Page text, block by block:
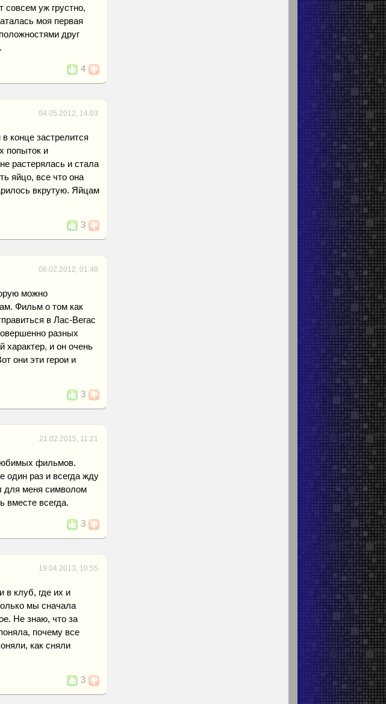
совсем уж грустно,
моя первая
друг
4
04.05.2012, 14:03
конце застрелится
попыток и
растерялась и стала
яйцо, все что она
вкрутую. Яйцам
3
06.02.2012, 01:48
можно
Фильм о том как
в Лас-Вегас
разных
характер, и он очень
они эти герои и
3
21.02.2015, 11:21
фильмов.
один раз и всегда жду
для меня символом
вместе всегда.
3
19.04.2013, 10:55
клуб, где их и
мы сначала
Не знаю, что за
почему все
как сняли
3